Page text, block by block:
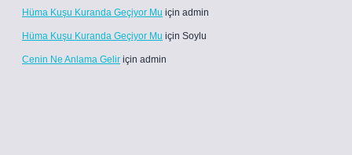
Hüma Kuşu Kuranda Geçiyor Mu için admin
Hüma Kuşu Kuranda Geçiyor Mu için Soylu
Cenin Ne Anlama Gelir için admin